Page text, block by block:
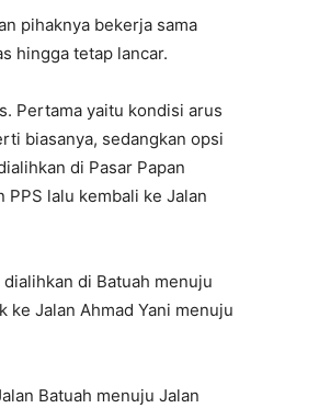
pihaknya bekerja sama
hingga tetap lancar.
Pertama yaitu kondisi arus
biasanya, sedangkan opsi
di Pasar Papan
lalu kembali ke Jalan
di Batuah menuju
ke Jalan Ahmad Yani menuju
Batuah menuju Jalan